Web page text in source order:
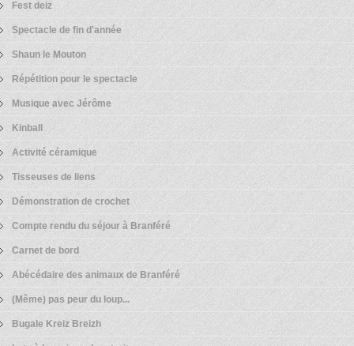
Fest deiz
Spectacle de fin d'année
Shaun le Mouton
Répétition pour le spectacle
Musique avec Jérôme
Kinball
Activité céramique
Tisseuses de liens
Démonstration de crochet
Compte rendu du séjour à Branféré
Carnet de bord
Abécédaire des animaux de Branféré
(Même) pas peur du loup...
Bugale Kreiz Breizh